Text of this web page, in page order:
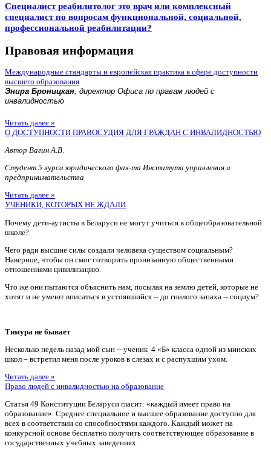
Специалист реабилитолог это врач или комплексный
специалист по вопросам функциональной, социальной,
профессиональной реабилитации?
Правовая информация
Международные стандарты и европейская практика в сфере доступности
высшего образования
Энира Броницкая, директор Офиса по правам людей с
инвалидностью
Читать далее »
О ДОСТУПНОСТИ ПРАВОСУДИЯ ДЛЯ ГРАЖДАН С ИНВАЛИДНОСТЬЮ
Автор Вагин А.В.
Студент 5 курса юридического фак-та Института управления и
предпринимательства
Читать далее »
УЧЕНИКИ, КОТОРЫХ НЕ ЖДАЛИ
Почему дети-аутисты в Беларуси не могут учиться в общеобразовательной
школе?
Чего ради высшие силы создали человека существом социальным?
Наверное, чтобы он смог сотворить пронизанную общественными
отношениями цивилизацию.
Что же они пытаются объяснить нам, посылая на землю детей, которые не
хотят и не умеют вписаться в устоявшийся -- до гнилого запаха -- социум?
Тимура не бывает
Несколько недель назад мой сын -- ученик 4 «Б» класса одной из минских
школ – встретил меня после уроков в слезах и с распухшим ухом.
Читать далее »
Право людей с инвалидностью на образование
Статья 49 Конституции Беларуси гласит: «каждый имеет право на
образование». Среднее специальное и высшее образование доступно для
всех в соответствии со способностями каждого. Каждый может на
конкурсной основе бесплатно получить соответствующее образование в
государственных учебных заведениях.